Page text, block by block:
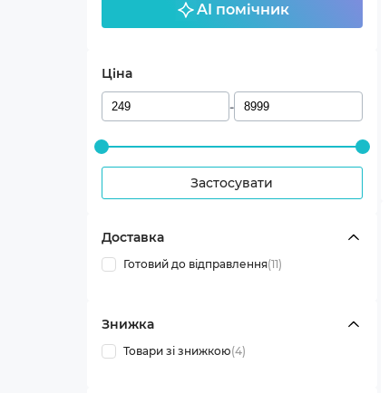
AI помічник
Ціна
-
Застосувати
Доставка
Готовий до відправлення(11)
Знижка
Товари зі знижкою(4)